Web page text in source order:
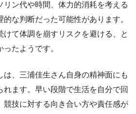
リン代や時間、体力的消耗を考える
な判断だった可能性があります。
けて体調を崩すリスクを避ける、と
たようです。
は、三浦佳生さん自身の精神面にも
れます。早い段階で生活を自分で回
競技に対する向き合い方や責任感が